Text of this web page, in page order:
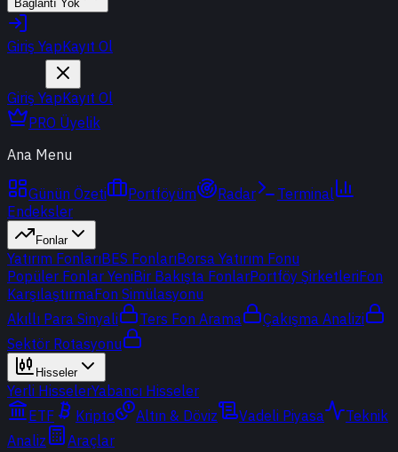
Bağlantı Yok
Giriş YapKayıt Ol
Giriş YapKayıt Ol
PRO Üyelik
Ana Menu
Günün Özeti Portföyüm Radar
Terminal
Endeksler
Fonlar
Yatırım FonlarıBES FonlarıBorsa Yatırım Fonu
Popüler Fonlar YeniBir Bakışta FonlarPortföy ŞirketleriFon
KarşılaştırmaFon Simülasyonu
Akıllı Para Sinyali
Ters Fon Arama
Çakışma Analizi
Sektör Rotasyonu
Hisseler
Yerli HisselerYabancı Hisseler
ETF
Kripto Altın & Döviz Vadeli Piyasa
Teknik
Analiz
Araçlar